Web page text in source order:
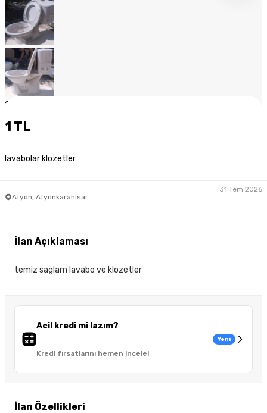
1
1 TL
lavabolar klozetler
Afyon, Afyonkarahisar
31 Tem 2026
Acil kredi mi lazım?
Kredi fırsatlarını hemen incele!
Yeni
İlan Özellikleri
İlan Açıklaması
temiz saglam lavabo ve klozetler